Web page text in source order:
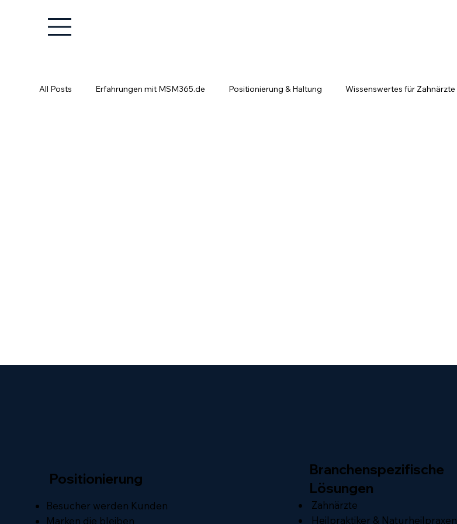
All Posts Erfahrungen mit MSM365.de Positionierung & Haltung Wissenswertes für Zahnärzte
Positionierung
Branchenspezifische
Lösungen
Besucher werden Kunden
Marken die bleiben
Zahnärzte
Heilpraktiker & Naturheilpraxen